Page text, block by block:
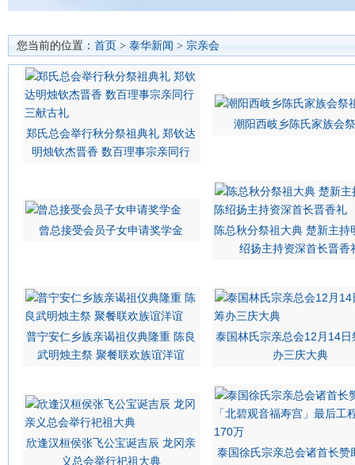
您当前的位置： 首页 > 泰华新闻 > 宗亲会
郑氏总会举行秋分祭祖典礼 郑钦达
明烛钦杰晋香 数百理事宗亲同行
潮阳西岐乡陈氏家族会
曾总接受会员子女申请奖学金
陈总秋分祭祖大典 楚新主持
绍扬主持资深首长晋香
普宁安仁乡族亲谒祖仪典隆重 陈良
武明烛主祭 聚餐联欢族谊洋谊
泰国林氏宗亲总会12月14日
办三庆大典
欣逢汉桓侯张飞公宝诞吉辰 龙冈亲
义总会举行祀祖大典
泰国徐氏宗亲总会诸首长赞